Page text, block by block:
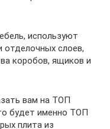
используют
отделочных слоев,
коробов, ящиков и
вам на ТОП
будет именно ТОП
плита из